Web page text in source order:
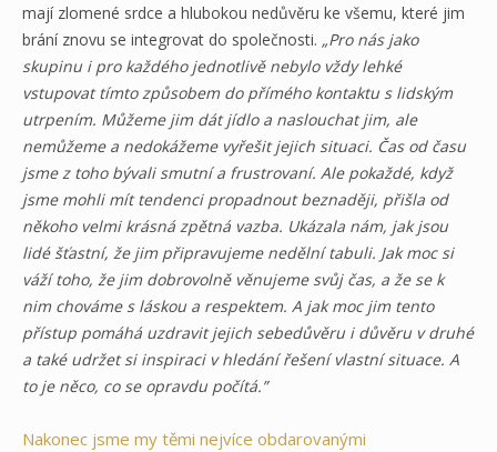
mají zlomené srdce a hlubokou nedůvěru ke všemu, které jim
brání znovu se integrovat do společnosti. „Pro nás jako
skupinu i pro každého jednotlivě nebylo vždy lehké
vstupovat tímto způsobem do přímého kontaktu s lidským
utrpením. Můžeme jim dát jídlo a naslouchat jim, ale
nemůžeme a nedokážeme vyřešit jejich situaci. Čas od času
jsme z toho bývali smutní a frustrovaní. Ale pokaždé, když
jsme mohli mít tendenci propadnout beznaději, přišla od
někoho velmi krásná zpětná vazba. Ukázala nám, jak jsou
lidé šťastní, že jim připravujeme nedělní tabuli. Jak moc si
váží toho, že jim dobrovolně věnujeme svůj čas, a že se k
nim chováme s láskou a respektem. A jak moc jim tento
přístup pomáhá uzdravit jejich sebedůvěru i důvěru v druhé
a také udržet si inspiraci v hledání řešení vlastní situace. A
to je něco, co se opravdu počítá.”
Nakonec jsme my těmi nejvíce obdarovanými